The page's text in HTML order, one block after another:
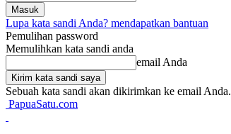
Lupa kata sandi Anda? mendapatkan bantuan
Pemulihan password
Memulihkan kata sandi anda
email Anda
Sebuah kata sandi akan dikirimkan ke email Anda.
PapuaSatu.com